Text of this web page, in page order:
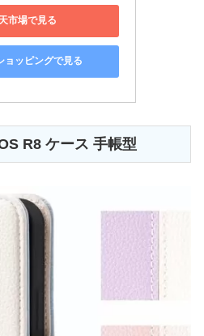
市場で見る
ョッピングで見る
R8 ケース 手帳型